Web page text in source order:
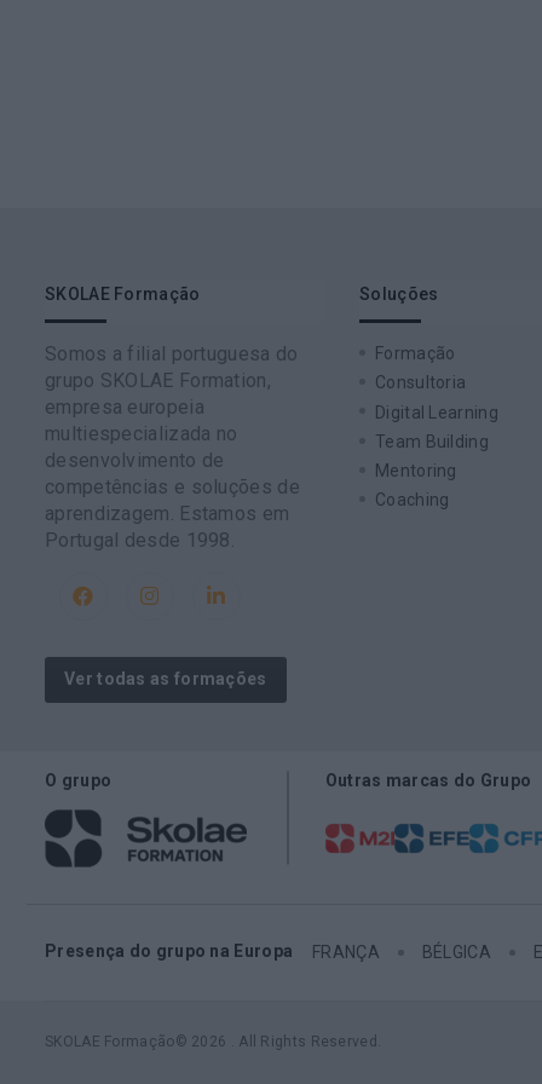
SKOLAE Formação
Somos a filial portuguesa do
grupo SKOLAE Formation,
empresa europeia
multiespecializada no
desenvolvimento de
competências e soluções de
aprendizagem. Estamos em
Portugal desde 1998.
Ver todas as formações
Soluções
Formação
Consultoria
Digital Learning
Team Building
Mentoring
Coaching
O grupo Outras marcas do Grupo
Presença do grupo na Europa FRANÇA BÉLGICA
SKOLAE Formação© 2026 . All Rights Reserved.